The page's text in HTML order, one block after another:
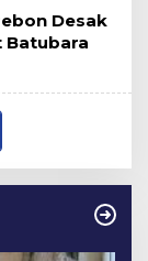
Desak
Batubara